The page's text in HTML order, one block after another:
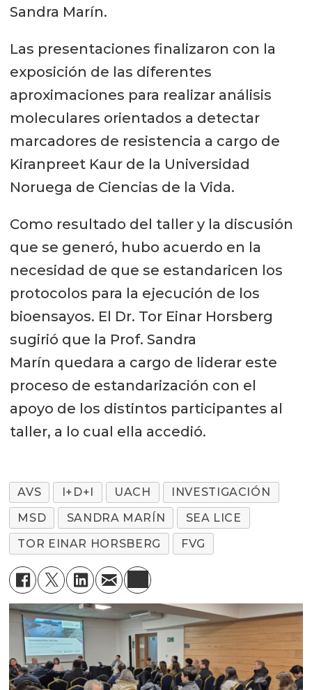
Sandra Marín.
Las presentaciones finalizaron con la
exposición de las diferentes
aproximaciones para realizar análisis
moleculares orientados a detectar
marcadores de resistencia a cargo de
Kiranpreet Kaur de la Universidad
Noruega de Ciencias de la Vida.
Como resultado del taller y la discusión
que se generó, hubo acuerdo en la
necesidad de que se estandaricen los
protocolos para la ejecución de los
bioensayos. El Dr. Tor Einar Horsberg
sugirió que la Prof. Sandra
Marín quedara a cargo de liderar este
proceso de estandarización con el
apoyo de los distintos participantes al
taller, a lo cual ella accedió.
AVS I+D+I UACH
INVESTIGACIÓN
MSD
SANDRA MARÍN
SEA LICE
TOR EINAR HORSBERG
FVG